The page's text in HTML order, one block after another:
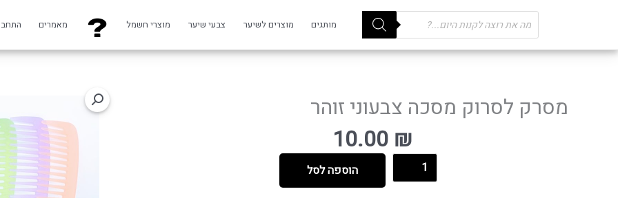
מותגים מוצרים לשיער צבעי שיער מוצרי חשמל מאמרים
Products
search
מסרק לסרוק מסכה צבעוני זוהר
10.00 ₪
הוספה לסל